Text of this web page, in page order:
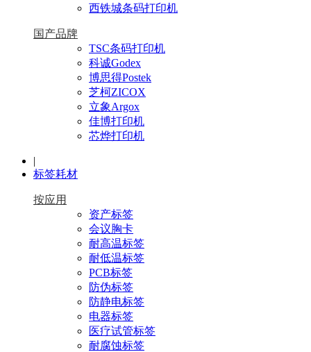
西铁城条码打印机
国产品牌
TSC条码打印机
科诚Godex
博思得Postek
芝柯ZICOX
立象Argox
佳博打印机
芯烨打印机
|
标签耗材
按应用
资产标签
会议胸卡
耐高温标签
耐低温标签
PCB标签
防伪标签
防静电标签
电器标签
医疗试管标签
耐腐蚀标签